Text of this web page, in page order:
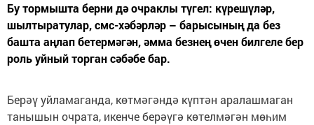
Бу тормышта берни дә очраклы түгел: күрешүләр,
шылтыратулар, смс-хәбәрләр – барысының да без
башта аңлап бетермәгән, әмма безнең өчен билгеле бер
роль уйный торган сәбәбе бар.
Берәү уйламаганда, көтмәгәндә күптән аралашмаган
танышын очрата, икенче берәүгә көтелмәгән мөһим